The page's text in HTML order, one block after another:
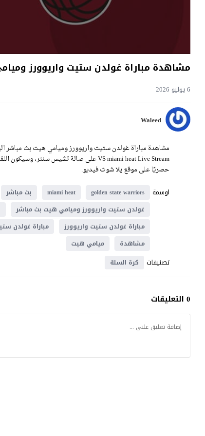
مشاهدة مباراة غولدن ستيت واريوورز وميامي هيت بث
6 يوليو 2026
Waleed
حصريًا على موقع يلا شوت فيديو.
اوسمة
golden state warriors
miami heat بث مباشر
غولدن ستيت واريوورز وميامي هيت بث مباشر
مباراة غولدن ستيت واريوورز
مباراة غولدن
مشاهدة
ميامي هيت
تصنيفات كرة السلة
0 التعليقات